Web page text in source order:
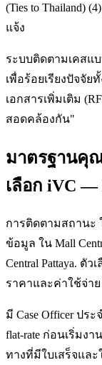
(Ties to Thailand)
แจ้ง
ระบบติดตามเคสแบ
เพื่อร้อยเรียงปัจจั
เอกสารเพิ่มเติม
สอดคล้องกัน"
มาตรฐานคุ
เลือก iVC —
การติดตามสถานะ
ข้อมูล ใน Mall
Central Pattaya. ตัว
ราคาและค่าใช้จ่าย
มี Case Officer ปร
flat-rate ก่อนเริ่มง
ทางที่มีใบเสร็จแล